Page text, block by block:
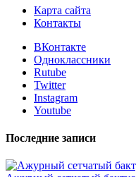
Карта сайта
Контакты
ВКонтакте
Одноклассники
Rutube
Twitter
Instagram
Youtube
Последние записи